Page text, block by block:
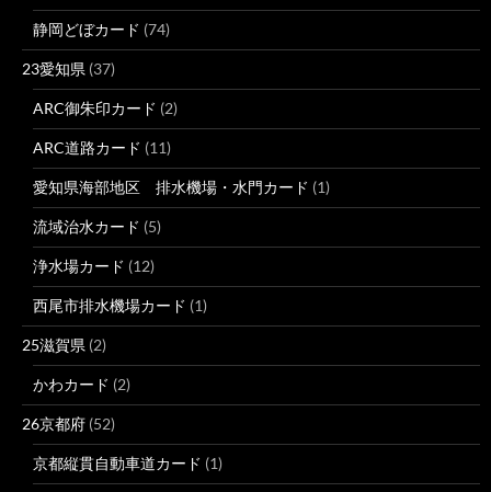
静岡どぼカード (74)
23愛知県 (37)
ARC御朱印カード (2)
ARC道路カード (11)
愛知県海部地区 排水機場・水門カード (1)
流域治水カード (5)
浄水場カード (12)
西尾市排水機場カード (1)
25滋賀県 (2)
かわカード (2)
26京都府 (52)
京都縦貫自動車道カード (1)